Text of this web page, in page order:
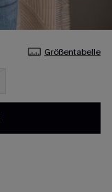
Größentabelle